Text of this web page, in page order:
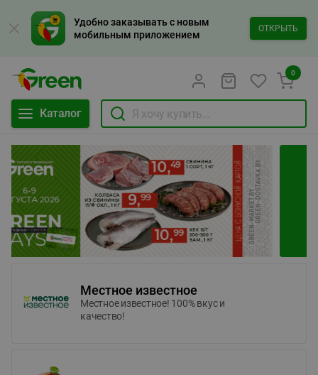
Удобно заказывать с новым
мобильным приложением
ОТКРЫТЬ
Каталог
0
Местное известное
Местное известное! 100% вкус и
качество!